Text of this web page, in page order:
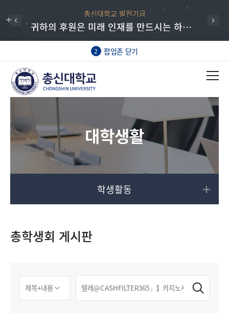
총신대학교 발전기금
귀하의 후원은 미래 인재를 만드시는 하나님의 일에 동역하는 매우 귀한 헌신입니다.
2 팝업존 닫기
대학생활
학생활동
총학생회 게시판